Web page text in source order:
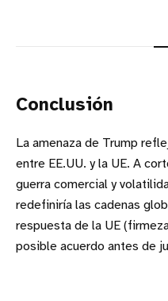
Conclusión
La amenaza de Trump
entre EE.UU. y la UE. A
guerra comercial y
redefiniría las cadenas
respuesta de la UE
posible acuerdo antes de